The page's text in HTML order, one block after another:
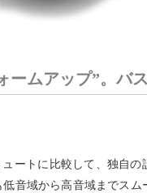
ームアップ”。バ
ートに比較して、独自の
音域から高音域までスム